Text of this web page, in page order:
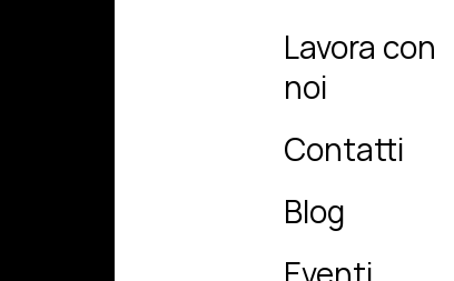
Lavora con
noi
Contatti
Blog